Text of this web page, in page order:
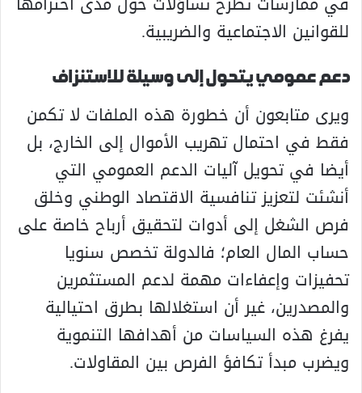
للقوانين الاجتماعية والضريبية.
دعم عمومي يتحول إلى وسيلة للاستنزاف
ويرى متابعون أن خطورة هذه الملفات لا تكمن
فقط في احتمال تهريب الأموال إلى الخارج، بل
أيضا في تحويل آليات الدعم العمومي التي
أنشئت لتعزيز تنافسية الاقتصاد الوطني وخلق
فرص الشغل إلى أدوات لتحقيق أرباح خاصة على
حساب المال العام؛ فالدولة تخصص سنويا
تحفيزات وإعفاءات مهمة لدعم المستثمرين
والمصدرين، غير أن استغلالها بطرق احتيالية
يفرغ هذه السياسات من أهدافها التنموية
ويضرب مبدأ تكافؤ الفرص بين المقاولات.